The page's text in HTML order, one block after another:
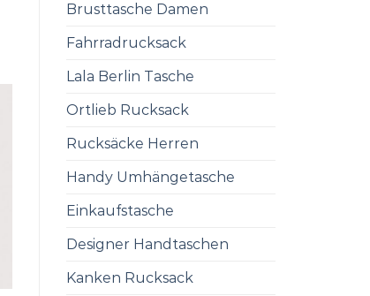
Brusttasche Damen
Fahrradrucksack
Lala Berlin Tasche
Ortlieb Rucksack
Rucksäcke Herren
Handy Umhängetasche
Einkaufstasche
Designer Handtaschen
Kanken Rucksack